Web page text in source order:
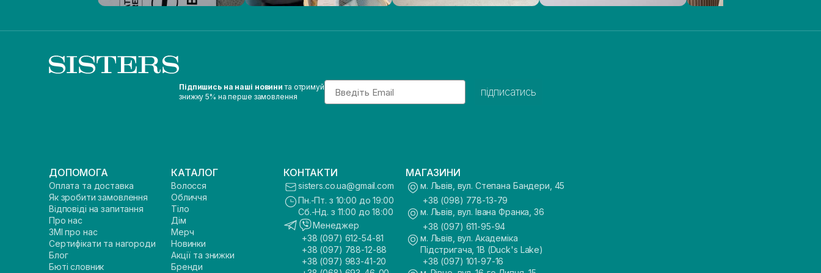
Підпишись на наші новини та отримуй
знижку 5% на перше замовлення
Email
підписатись
ДОПОМОГА
Оплата та доставка
Як зробити замовлення
Відповіді на запитання
Про нас
ЗМІ про нас
Сертифікати та нагороди
Блог
Бюті словник
КАТАЛОГ
Волосся
Обличчя
Тіло
Дім
Мерч
Новинки
Акції та знижки
Бренди
КОНТАКТИ
sisters.co.ua@gmail.com
Пн.-Пт. з 10:00 до 19:00
Сб.-Нд. з 11:00 до 18:00
Менеджер
+38 (097) 612-54-81
+38 (097) 788-12-88
+38 (097) 983-41-20
МАГАЗИНИ
м. Львів, вул. Степана Бандери, 45
+38 (098) 778-13-79
м. Львів, вул. Івана Франка, 36
+38 (097) 611-95-94
м. Львів, вул. Академіка
Підстригача, 1В (Duck's Lake)
+38 (097) 101-97-16